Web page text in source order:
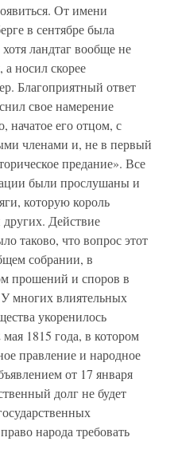
От имени
в сентябре была
ландтаг вообще не
а носил скорее
Благоприятный ответ
свое намерение
начатое его отцом, с
членами и, не в первый
предание». Все
были прослушаны и
которую король
Действие
таково, что вопрос этот
собрании, в
прошений и споров в
многих влиятельных
укоренилось
1815 года, в котором
правление и народное
от 17 января
долг не будет
народа требовать